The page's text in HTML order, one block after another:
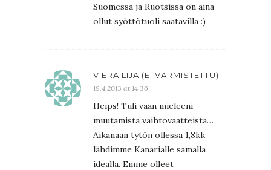
Suomessa ja Ruotsissa on aina
ollut syöttötuoli saatavilla :)
VIERAILIJA (EI VARMISTETTU)
19.4.2013 at 14:36
Heips! Tuli vaan mieleeni
muutamista vaihtovaatteista…
Aikanaan tytön ollessa 1,8kk
lähdimme Kanarialle samalla
idealla. Emme olleet